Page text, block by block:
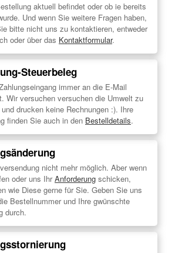
aktuell befindet oder ob ie bereits
Und wenn Sie weitere Fragen haben,
bitte nicht uns zu kontaktieren, entweder
oder über das Kontaktformular.
Steuerbeleg
immer an die E-Mail
Wir versuchen versuchen die Umwelt zu
drucken keine Rechnungen :). Ihre
finden Sie auch in den Bestelldetails.
nicht mehr möglich. Aber wenn
oder uns IhrAnforderung schicken,
wie Diese gerne für Sie. Geben Sie uns
Bestellnummer und Ihre gwünschte
durch.